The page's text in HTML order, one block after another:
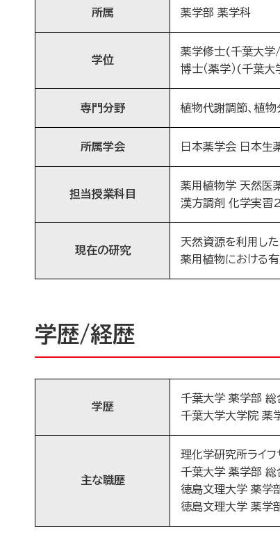
所属 薬学部 薬学科
学位
薬学修士(千葉大
博士（薬学）(千葉
専門分野 植物代謝調節、植物
所属学会 日本薬学会 日本生
担当授業科目
薬用植物学 天然医
漢方調剤 化学実習
現在の研究
天然資源を利用し
薬用植物における
学歴/経歴
学歴
千葉大学 薬学部
千葉大学大学院
主な職歴
理化学研究所ライ
千葉大学 薬学部
徳島文理大学 薬
徳島文理大学 薬